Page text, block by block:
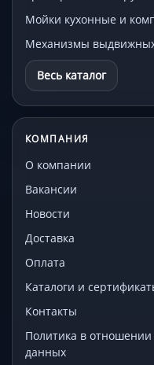
Мойки кухонные и
Механизмы
Весь каталог
КОМПАНИЯ
О компании
Вакансии
Новости
Доставка
Оплата
Каталоги и
Контакты
Политика в
данных